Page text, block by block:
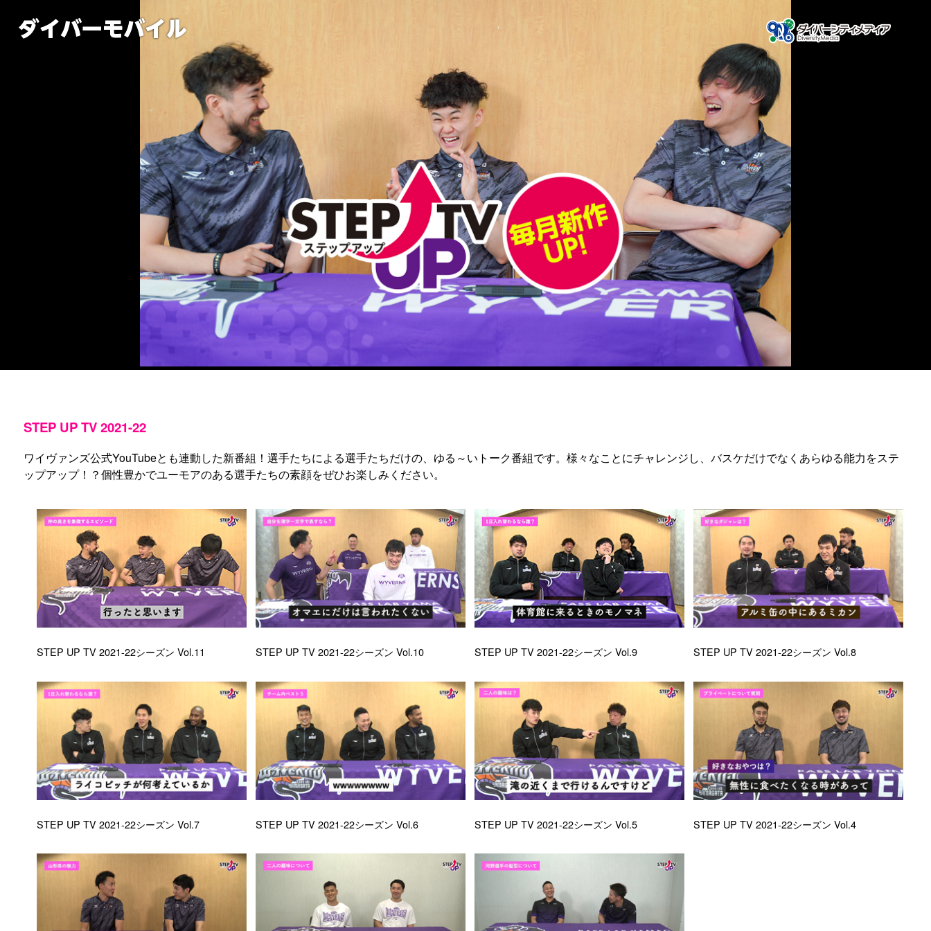
STEP UP TV 2021-22
ワイヴァンズ公式YouTubeとも連動した新番組！選手たちによる選手たちだけの、ゆる～いトーク番組です。様々なことにチャレンジし、バスケだけでなくあらゆる能力をステ
ップアップ！？個性豊かでユーモアのある選手たちの素顔をぜひお楽しみください。
STEP UP TV 2021-22シーズン Vol.11 STEP UP TV 2021-22シーズン Vol.10 STEP UP TV 2021-22シーズン Vol.9 STEP UP TV 2021-22シーズン Vol.8
STEP UP TV 2021-22シーズン Vol.7 STEP UP TV 2021-22シーズン Vol.6 STEP UP TV 2021-22シーズン Vol.5 STEP UP TV 2021-22シーズン Vol.4